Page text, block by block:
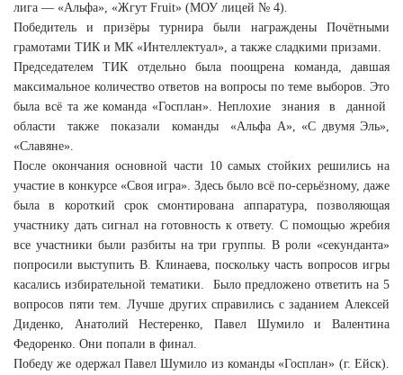
лига — «Альфа», «Жгут Fruit» (МОУ лицей № 4).
Победитель и призёры турнира были награждены Почётными
грамотами ТИК и МК «Интеллектуал», а также сладкими призами.
Председателем ТИК отдельно была поощрена команда, давшая
максимальное количество ответов на вопросы по теме выборов. Это
была всё та же команда «Госплан». Неплохие знания в данной
области также показали команды «Альфа А», «С двумя Эль»,
«Славяне».
После окончания основной части 10 самых стойких решились на
участие в конкурсе «Своя игра». Здесь было всё по-серьёзному, даже
была в короткий срок смонтирована аппаратура, позволяющая
участнику дать сигнал на готовность к ответу. С помощью жребия
все участники были разбиты на три группы. В роли «секунданта»
попросили выступить В. Клинаева, поскольку часть вопросов игры
касались избирательной тематики. Было предложено ответить на 5
вопросов пяти тем. Лучше других справились с заданием Алексей
Диденко, Анатолий Нестеренко, Павел Шумило и Валентина
Федоренко. Они попали в финал.
Победу же одержал Павел Шумило из команды «Госплан» (г. Ейск).